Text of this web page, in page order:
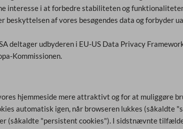
interesse i at forbedre stabiliteten og
beskyttelsen af vores besøgendes data og forbyder
deltager udbyderen i EU-US Data Privacy
Kommissionen.
hjemmeside mere attraktivt og for at muliggøre
automatisk igen, når browseren lukkes (såkaldte
(såkaldte "persistent cookies"). I sidstnævnte